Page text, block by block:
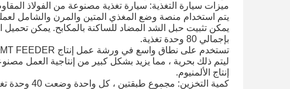
ميزات سيارة التغذية: سيارة تغذية مصنوعة من الفولاذ
يتم استخدام منصة وضع المغذي المتين والمرن والشامل
يمكن تثبيت حبل الشد المضاد للساكنة بالمكابح. يمكن تحميل
بإجمالي 80 وحدة تغذية.
تستخدم على نطاق واسع في ورشة عمل إنتاج SMT FEEDER دوران ومكان ، وضع مستقر ،
ليتم ذلك بحرية ، مما يزيد بشكل كبير من إنتاجية العمل
إنتاج الألمنيوم.
كمية التخزين: مجموع طبقتين ، كل واحدة وضعت 40 وحدة تغذية ، يمكن أن تضع ما مجموعه 80 وحدة تغذية.